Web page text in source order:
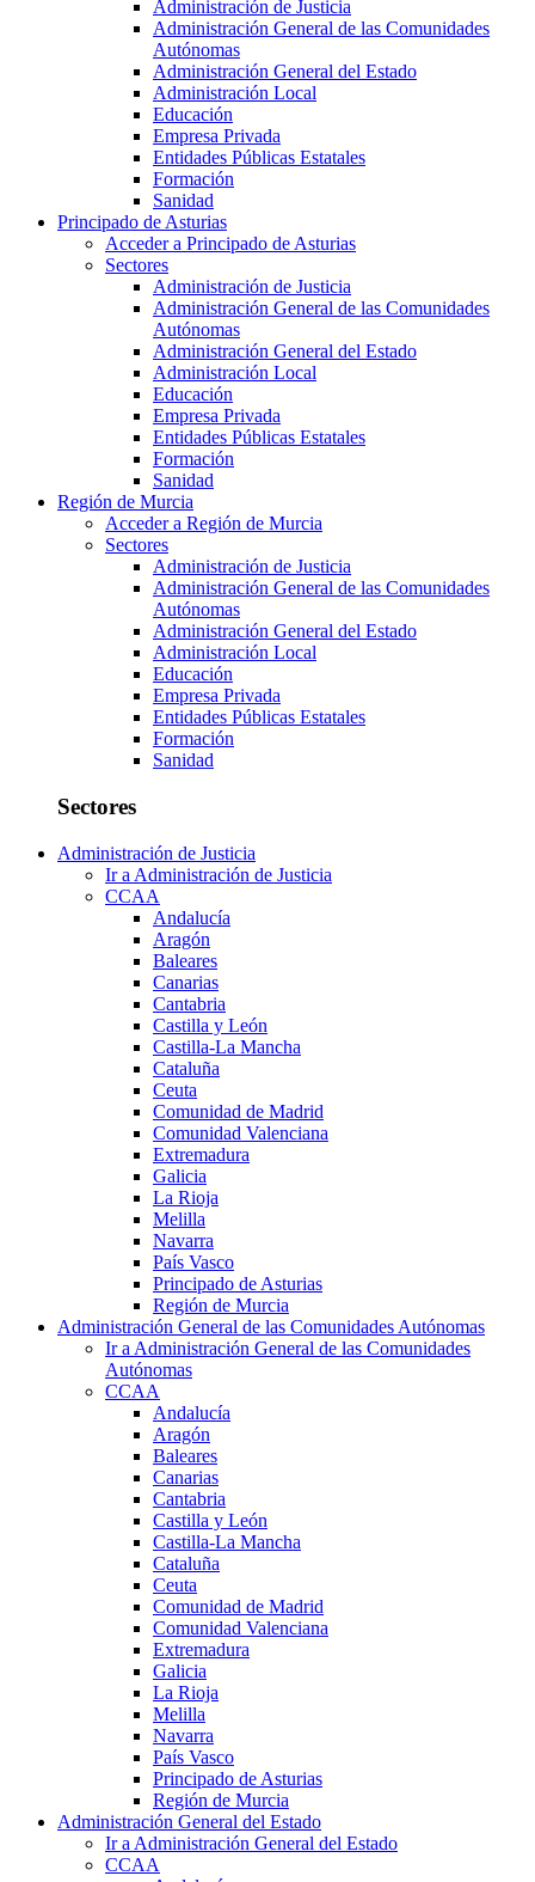
Administración de Justicia
Administración General de las Comunidades
Autónomas
Administración General del Estado
Administración Local
Educación
Empresa Privada
Entidades Públicas Estatales
Formación
Sanidad
Principado de Asturias
Acceder a Principado de Asturias
Sectores
Administración de Justicia
Administración General de las Comunidades
Autónomas
Administración General del Estado
Administración Local
Educación
Empresa Privada
Entidades Públicas Estatales
Formación
Sanidad
Región de Murcia
Acceder a Región de Murcia
Sectores
Administración de Justicia
Administración General de las Comunidades
Autónomas
Administración General del Estado
Administración Local
Educación
Empresa Privada
Entidades Públicas Estatales
Formación
Sanidad
Sectores
Administración de Justicia
Ir a Administración de Justicia
CCAA
Andalucía
Aragón
Baleares
Canarias
Cantabria
Castilla y León
Castilla-La Mancha
Cataluña
Ceuta
Comunidad de Madrid
Comunidad Valenciana
Extremadura
Galicia
La Rioja
Melilla
Navarra
País Vasco
Principado de Asturias
Región de Murcia
Administración General de las Comunidades Autónomas
Ir a Administración General de las Comunidades
Autónomas
CCAA
Andalucía
Aragón
Baleares
Canarias
Cantabria
Castilla y León
Castilla-La Mancha
Cataluña
Ceuta
Comunidad de Madrid
Comunidad Valenciana
Extremadura
Galicia
La Rioja
Melilla
Navarra
País Vasco
Principado de Asturias
Región de Murcia
Administración General del Estado
Ir a Administración General del Estado
CCAA